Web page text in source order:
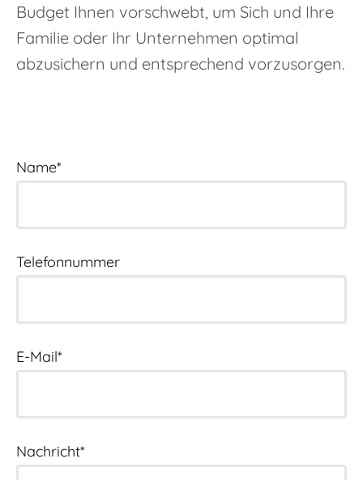
Budget Ihnen vorschwebt, um Sich und Ihre
Familie oder Ihr Unternehmen optimal
abzusichern und entsprechend vorzusorgen.
Name*
Telefonnummer
E-Mail*
Nachricht*